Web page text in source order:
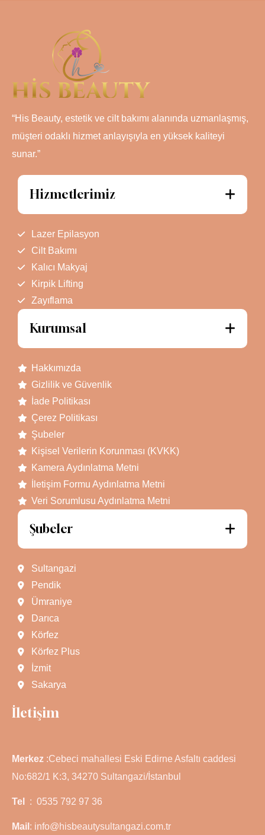
“His Beauty, estetik ve cilt bakımı alanında uzmanlaşmış,
müşteri odaklı hizmet anlayışıyla en yüksek kaliteyi
sunar.”
Hizmetlerimiz
Lazer Epilasyon
Cilt Bakımı
Kalıcı Makyaj
Kirpik Lifting
Zayıflama
Kurumsal
Hakkımızda
Gizlilik ve Güvenlik
İade Politikası
Çerez Politikası
Şubeler
Kişisel Verilerin Korunması (KVKK)
Kamera Aydınlatma Metni
İletişim Formu Aydınlatma Metni
Veri Sorumlusu Aydınlatma Metni
Şubeler
Sultangazi
Pendik
Ümraniye
Darıca
Körfez
Körfez Plus
İzmit
Sakarya
İletişim
Merkez :Cebeci mahallesi Eski Edirne Asfaltı caddesi
No:682/1 K:3, 34270 Sultangazi/İstanbul
Tel : 0535 792 97 36
Mail : info@hisbeautysultangazi.com.tr